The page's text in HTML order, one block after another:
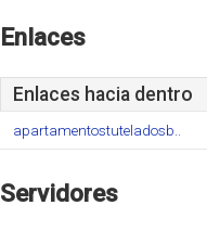
Enlaces
Enlaces hacia dentro
apartamentostuteladosb..
Servidores